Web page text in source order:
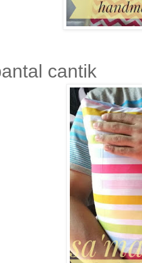
cantik